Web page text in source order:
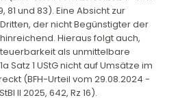
81 und 83). Eine Absicht zur
der nicht Begünstigter der
Hieraus folgt auch,
als unmittelbare
Satz 1 UStG nicht auf Umsätze im
(BFH-Urteil vom 29.08.2024 -
II 2025, 642, Rz 16).